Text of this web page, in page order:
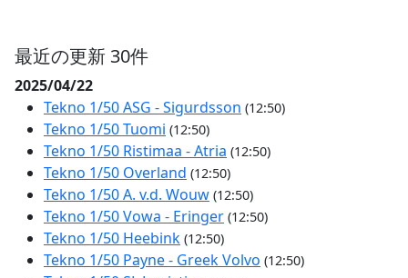
最近の更新 30件
2025/04/22
Tekno 1/50 ASG - Sigurdsson (12:50)
Tekno 1/50 Tuomi (12:50)
Tekno 1/50 Ristimaa - Atria (12:50)
Tekno 1/50 Overland (12:50)
Tekno 1/50 A. v.d. Wouw (12:50)
Tekno 1/50 Vowa - Eringer (12:50)
Tekno 1/50 Heebink (12:50)
Tekno 1/50 Payne - Greek Volvo (12:50)